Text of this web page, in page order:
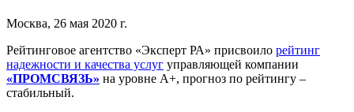
Москва, 26 мая 2020 г.
Рейтинговое агентство «Эксперт РА» присвоило рейтинг
надежности и качества услуг управляющей компании
«ПРОМСВЯЗЬ» на уровне А+, прогноз по рейтингу –
стабильный.